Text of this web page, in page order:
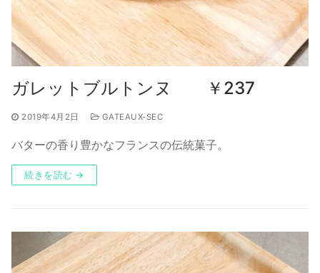
ガレットブルトンヌ ￥237
2019年4月2日 GATEAUX-SEC
バターの香り豊かなフランスの伝統菓子。
続きを読む →